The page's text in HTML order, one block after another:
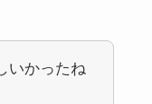
いかったね